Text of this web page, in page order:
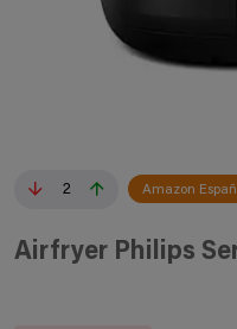
2 Amazon
Airfryer Philips